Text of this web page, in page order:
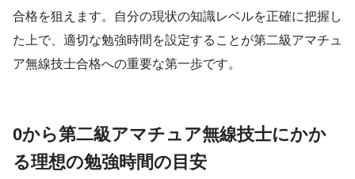
合格を狙えます。自分の現状の知識レベルを正確に把握し
た上で、適切な勉強時間を設定することが第二級アマチュ
ア無線技士合格への重要な第一歩です。
0から第二級アマチュア無線技士にかか
る理想の勉強時間の目安